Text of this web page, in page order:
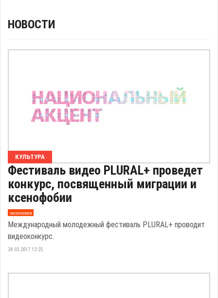
НОВОСТИ
КУЛЬТУРА
Фестиваль видео PLURAL+ проведет
конкурс, посвященный миграции и
ксенофобии
эксклюзив
Международный молодежный фестиваль PLURAL+ проводит
видеоконкурс.
24.03.2017 13:25